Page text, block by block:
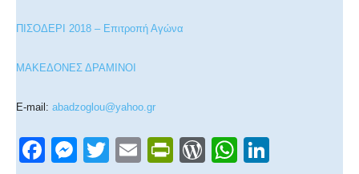
ΠΙΣΟΔΕΡΙ 2018 – Επιτροπή Αγώνα
ΜΑΚΕΔΟΝΕΣ ΔΡΑΜΙΝΟΙ
E-mail: abadzoglou@yahoo.gr
F
M
T
E
Pr W
W